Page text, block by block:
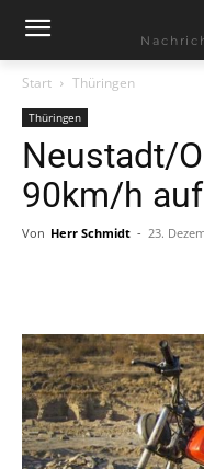
Start Thüringen
Thüringen
Neustadt/
90km/h
Von Herr Schmidt - 23.